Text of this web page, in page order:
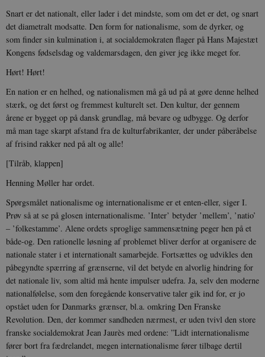
Snart er det nationalt, eller lader i det mindste, som om det er det, og snart
det diametralt modsatte. Den form for nationalisme, som de dyrker, og
som finder sin kulmination i, at socialdemokraten flager på Hans Majestæt
Kongens fødselsdag og valdemarsdagen, den giver jeg ikke meget for.
Hørt! Hørt!
En nation er en helhed, og nationalismen må gå ud på at gøre denne helhed
stærk, og det først og fremmest kulturelt set. Den kultur, der gennem
årene er bygget op på dansk grundlag, må bevare og udbygge. Og derfor
må man tage skarpt afstand fra de kulturfabrikanter, der under påberåbelse
af frisind rakker ned på alt og alle!
[Tilråb, klappen]
Henning Møller har ordet.
Spørgsmålet nationalisme og internationalisme er et enten-eller, siger I.
Prøv så at se på glosen internationalisme. ’Inter’ betyder ’mellem’, ’natio’
– ’folkestamme’. Alene ordets sproglige sammensætning peger hen på et
både-og. Den rationelle løsning af problemet bliver derfor at organisere de
nationale stater i et internationalt samarbejde. Fortsættes og udvikles den
påbegyndte spærring af grænserne, vil det betyde en alvorlig hindring for
det nationale liv, som altid må hente impulser udefra. Ja, selv den moderne
nationalfølelse, som den foregående konservative taler gik ind for, er jo
opstået uden for Danmarks grænser, bl.a. omkring Den Franske
Revolution. Den, der kommer sandheden nærmest, er uden tvivl den store
franske socialdemokrat Jean Jaurès med ordene: ”Lidt internationalisme
fører bort fra fædrelandet, megen internationalisme fører tilbage dertil